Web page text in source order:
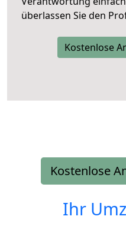
überlassen Sie den
Kostenlose
Kostenlose
Ihr